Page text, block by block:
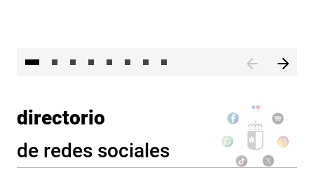
directorio
de redes sociales